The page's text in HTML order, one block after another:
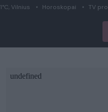
1°C, Vilnius Horoskopai TV